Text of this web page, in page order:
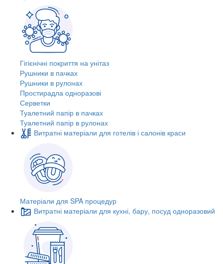
Гігієнічні покриття на унітаз
Рушники в пачках
Рушники в рулонах
Простирадла одноразові
Серветки
Туалетний папір в пачках
Туалетний папір в рулонах
Витратні матеріали для готелів і салонів краси
Матеріали для SPA процедур
Витратні матеріали для кухні, бару, посуд одноразовий